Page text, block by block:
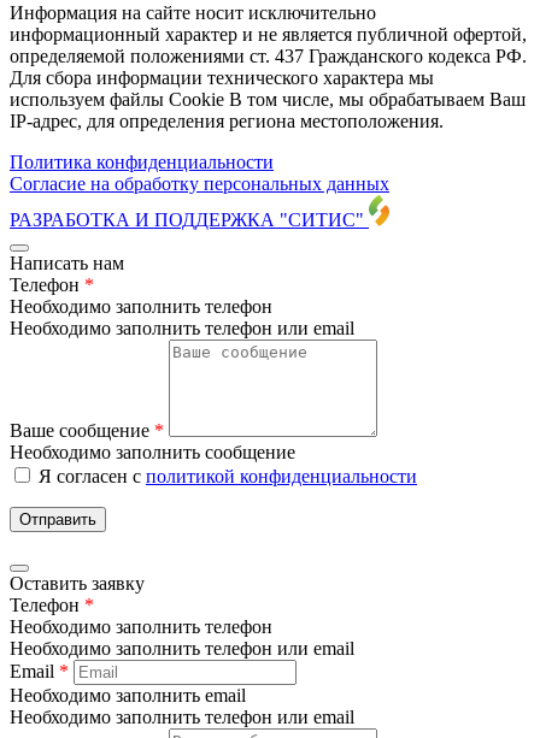
Информация на сайте носит исключительно
информационный характер и не является публичной офертой,
определяемой положениями ст. 437 Гражданского кодекса РФ.
Для сбора информации технического характера мы
используем файлы Cookie В том числе, мы обрабатываем Ваш
IP-адрес, для определения региона местоположения.
Политика конфиденциальности
Согласие на обработку персональных данных
РАЗРАБОТКА И ПОДДЕРЖКА "СИТИС"
Написать нам
Телефон *
Необходимо заполнить телефон
Необходимо заполнить телефон или email
Ваше сообщение *
Необходимо заполнить сообщение
Я согласен с политикой конфиденциальности
Отправить
Оставить заявку
Телефон *
Необходимо заполнить телефон
Необходимо заполнить телефон или email
Email *
Необходимо заполнить email
Необходимо заполнить телефон или email